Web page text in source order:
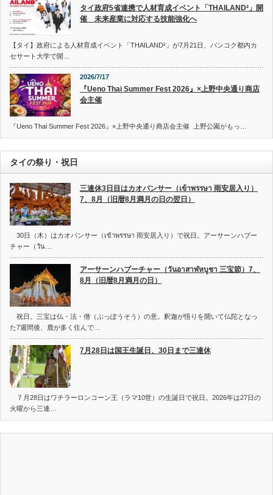
タイ政府5省連携で人材育成イベント「THAILAND²」開
催 未来産業に対応する技能強化へ
【タイ】政府による人材育成イベント「THAILAND²」が7月21日、バンコク都内カ
セサート大学で開…
2026/7/17
『Ueno Thai Summer Fest 2026』×上野中央通り商店
会主催
『Ueno Thai Summer Fest 2026』×上野中央通り商店会主催 上野公園がもっ…
タイの祭り・祝日
三連休3日目はカオパンサー（เข้าพรรษา 雨安居入り）
7、8月（旧暦8月満月の日の翌日）
30日（木）はカオパンサー（เข้าพรรษา 雨安居入り）で祝日。アーサーンハブー
チャー（วัน…
アーサーンハブーチャー（วันอาสาฬหบูชา 三宝節）7、
8月（旧暦8月満月の日）
祝日。三宝は仏・法・僧（ぶっぽうそう）の意。釈迦が悟りを開いて仏陀となっ
た7週間後、鹿が多く住んで…
7月28日は国王生誕日、30日まで三連休
７月28日はワチラーロンコーン王（ラマ10世）の生誕日で祝日。2026年は27日の
火曜から三連…